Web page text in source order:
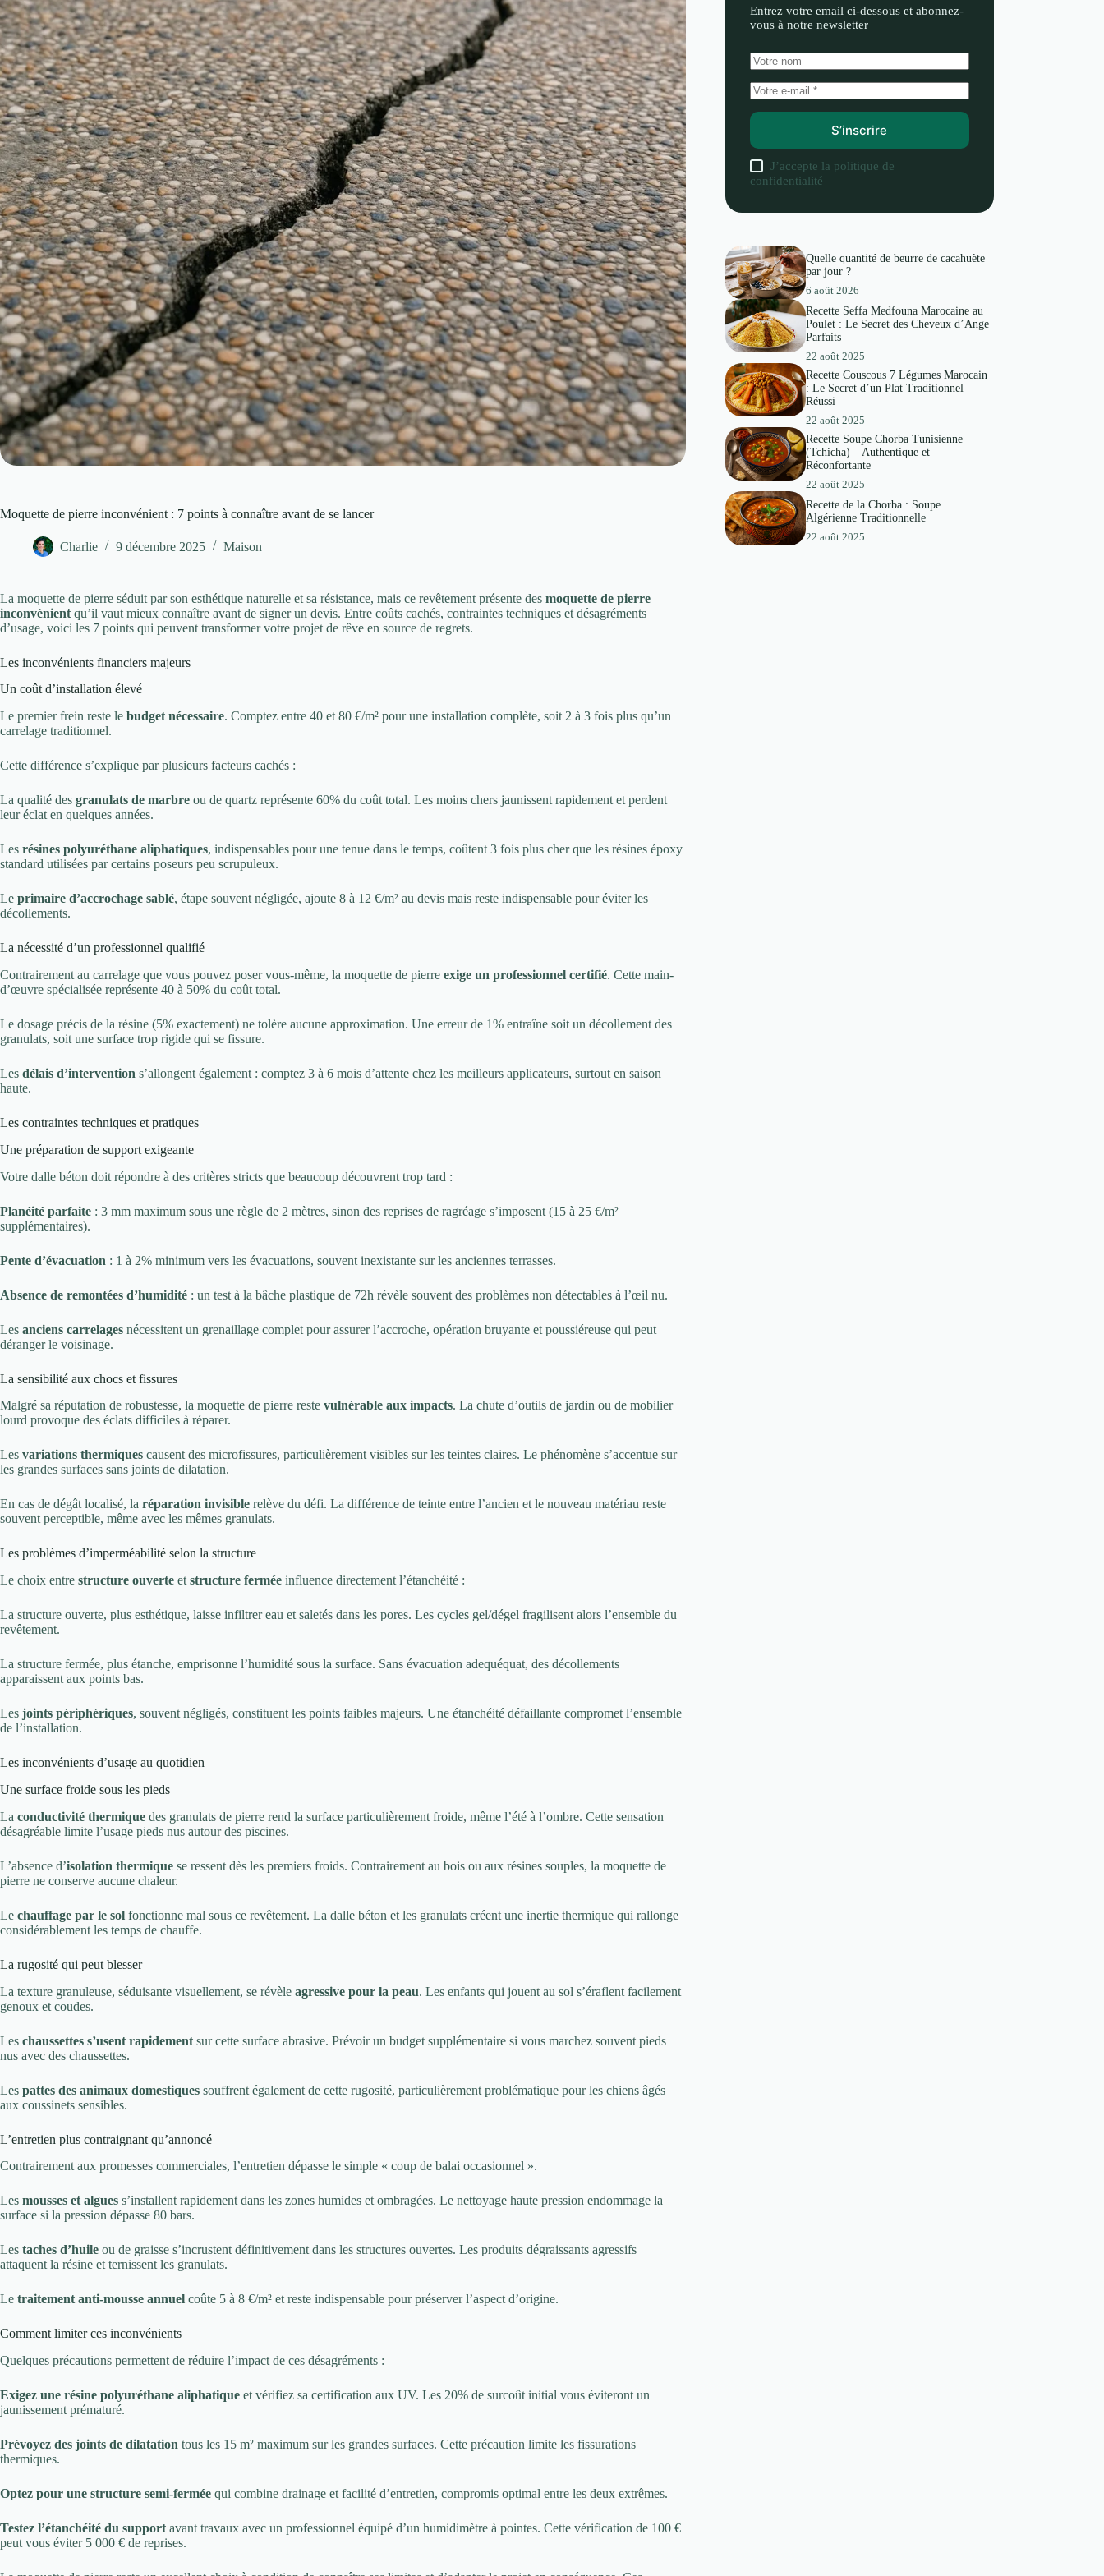
Moquette de pierre inconvénient : 7 points à connaître avant de se lancer
Charlie 9 décembre 2025 Maison
La moquette de pierre séduit par son esthétique naturelle et sa résistance, mais ce revêtement présente des moquette de pierre
inconvénient qu’il vaut mieux connaître avant de signer un devis. Entre coûts cachés, contraintes techniques et désagréments
d’usage, voici les 7 points qui peuvent transformer votre projet de rêve en source de regrets.
Les inconvénients financiers majeurs
Un coût d’installation élevé
Le premier frein reste le budget nécessaire. Comptez entre 40 et 80 €/m² pour une installation complète, soit 2 à 3 fois plus qu’un
carrelage traditionnel.
Cette différence s’explique par plusieurs facteurs cachés :
La qualité des granulats de marbre ou de quartz représente 60% du coût total. Les moins chers jaunissent rapidement et perdent
leur éclat en quelques années.
Les résines polyuréthane aliphatiques, indispensables pour une tenue dans le temps, coûtent 3 fois plus cher que les résines époxy
standard utilisées par certains poseurs peu scrupuleux.
Le primaire d’accrochage sablé, étape souvent négligée, ajoute 8 à 12 €/m² au devis mais reste indispensable pour éviter les
décollements.
La nécessité d’un professionnel qualifié
Contrairement au carrelage que vous pouvez poser vous-même, la moquette de pierre exige un professionnel certifié. Cette main-
d’œuvre spécialisée représente 40 à 50% du coût total.
Le dosage précis de la résine (5% exactement) ne tolère aucune approximation. Une erreur de 1% entraîne soit un décollement des
granulats, soit une surface trop rigide qui se fissure.
Les délais d’intervention s’allongent également : comptez 3 à 6 mois d’attente chez les meilleurs applicateurs, surtout en saison
haute.
Les contraintes techniques et pratiques
Une préparation de support exigeante
Votre dalle béton doit répondre à des critères stricts que beaucoup découvrent trop tard :
Planéité parfaite : 3 mm maximum sous une règle de 2 mètres, sinon des reprises de ragréage s’imposent (15 à 25 €/m²
supplémentaires).
Pente d’évacuation : 1 à 2% minimum vers les évacuations, souvent inexistante sur les anciennes terrasses.
Absence de remontées d’humidité : un test à la bâche plastique de 72h révèle souvent des problèmes non détectables à l’œil nu.
Les anciens carrelages nécessitent un grenaillage complet pour assurer l’accroche, opération bruyante et poussiéreuse qui peut
déranger le voisinage.
La sensibilité aux chocs et fissures
Malgré sa réputation de robustesse, la moquette de pierre reste vulnérable aux impacts. La chute d’outils de jardin ou de mobilier
lourd provoque des éclats difficiles à réparer.
Les variations thermiques causent des microfissures, particulièrement visibles sur les teintes claires. Le phénomène s’accentue sur
les grandes surfaces sans joints de dilatation.
En cas de dégât localisé, la réparation invisible relève du défi. La différence de teinte entre l’ancien et le nouveau matériau reste
souvent perceptible, même avec les mêmes granulats.
Les problèmes d’imperméabilité selon la structure
Le choix entre structure ouverte et structure fermée influence directement l’étanchéité :
La structure ouverte, plus esthétique, laisse infiltrer eau et saletés dans les pores. Les cycles gel/dégel fragilisent alors l’ensemble du
revêtement.
La structure fermée, plus étanche, emprisonne l’humidité sous la surface. Sans évacuation adequéquat, des décollements
apparaissent aux points bas.
Les joints périphériques, souvent négligés, constituent les points faibles majeurs. Une étanchéité défaillante compromet l’ensemble
de l’installation.
Les inconvénients d’usage au quotidien
Une surface froide sous les pieds
La conductivité thermique des granulats de pierre rend la surface particulièrement froide, même l’été à l’ombre. Cette sensation
désagréable limite l’usage pieds nus autour des piscines.
L’absence d’isolation thermique se ressent dès les premiers froids. Contrairement au bois ou aux résines souples, la moquette de
pierre ne conserve aucune chaleur.
Le chauffage par le sol fonctionne mal sous ce revêtement. La dalle béton et les granulats créent une inertie thermique qui rallonge
considérablement les temps de chauffe.
La rugosité qui peut blesser
La texture granuleuse, séduisante visuellement, se révèle agressive pour la peau. Les enfants qui jouent au sol s’éraflent facilement
genoux et coudes.
Les chaussettes s’usent rapidement sur cette surface abrasive. Prévoir un budget supplémentaire si vous marchez souvent pieds
nus avec des chaussettes.
Les pattes des animaux domestiques souffrent également de cette rugosité, particulièrement problématique pour les chiens âgés
aux coussinets sensibles.
L’entretien plus contraignant qu’annoncé
Contrairement aux promesses commerciales, l’entretien dépasse le simple « coup de balai occasionnel ».
Les mousses et algues s’installent rapidement dans les zones humides et ombragées. Le nettoyage haute pression endommage la
surface si la pression dépasse 80 bars.
Les taches d’huile ou de graisse s’incrustent définitivement dans les structures ouvertes. Les produits dégraissants agressifs
attaquent la résine et ternissent les granulats.
Le traitement anti-mousse annuel coûte 5 à 8 €/m² et reste indispensable pour préserver l’aspect d’origine.
Comment limiter ces inconvénients
Quelques précautions permettent de réduire l’impact de ces désagréments :
Exigez une résine polyuréthane aliphatique et vérifiez sa certification aux UV. Les 20% de surcoût initial vous éviteront un
jaunissement prématuré.
Prévoyez des joints de dilatation tous les 15 m² maximum sur les grandes surfaces. Cette précaution limite les fissurations
thermiques.
Optez pour une structure semi-fermée qui combine drainage et facilité d’entretien, compromis optimal entre les deux extrêmes.
Testez l’étanchéité du support avant travaux avec un professionnel équipé d’un humidimètre à pointes. Cette vérification de 100 €
peut vous éviter 5 000 € de reprises.
Entrez votre email ci-dessous et abonnez-
vous à notre newsletter
S’inscrire
J’accepte la politique de
confidentialité
Quelle quantité de beurre de cacahuète
par jour ?
6 août 2026
Recette Seffa Medfouna Marocaine au
Poulet : Le Secret des Cheveux d’Ange
Parfaits
22 août 2025
Recette Couscous 7 Légumes Marocain
: Le Secret d’un Plat Traditionnel
Réussi
22 août 2025
Recette Soupe Chorba Tunisienne
(Tchicha) – Authentique et
Réconfortante
22 août 2025
Recette de la Chorba : Soupe
Algérienne Traditionnelle
22 août 2025